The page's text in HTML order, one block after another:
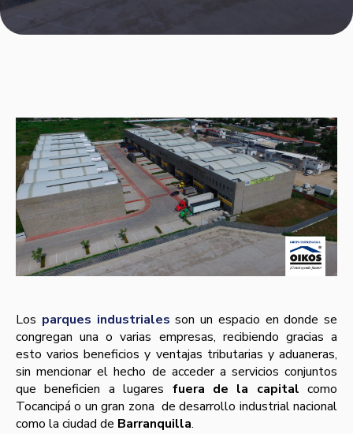
Los parques industriales son un espacio en donde se
congregan una o varias empresas, recibiendo gracias a
esto varios beneficios y ventajas tributarias y aduaneras,
sin mencionar el hecho de acceder a servicios conjuntos
que beneficien a lugares fuera de la capital como
Tocancipá o un gran zona de desarrollo industrial nacional
como la ciudad de Barranquilla.